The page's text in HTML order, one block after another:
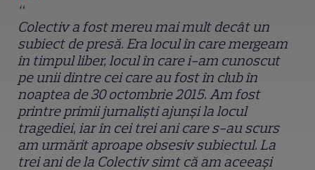
“
Colectiv a fost mereu mai mult decât un
subiect de presă. Era locul în care mergeam
în timpul liber, locul în care i-am cunoscut
pe unii dintre cei care au fost în club în
noaptea de 30 octombrie 2015. Am fost
printre primii jurnaliști ajunși la locul
tragediei, iar în cei trei ani care s-au scurs
am urmărit aproape obsesiv subiectul. La
trei ani de la Colectiv simt că am aceeași